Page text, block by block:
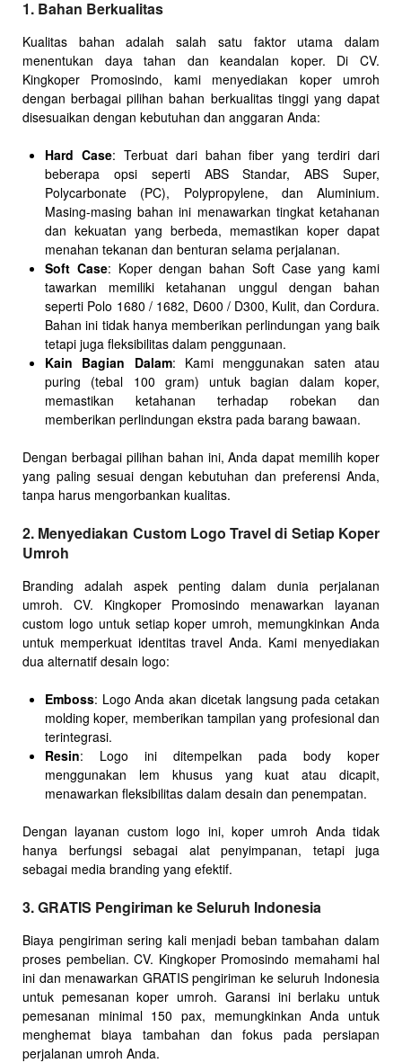
1. Bahan Berkualitas
Kualitas bahan adalah salah satu faktor utama dalam
menentukan daya tahan dan keandalan koper. Di CV.
Kingkoper Promosindo, kami menyediakan koper umroh
dengan berbagai pilihan bahan berkualitas tinggi yang dapat
disesuaikan dengan kebutuhan dan anggaran Anda:
Hard Case: Terbuat dari bahan fiber yang terdiri dari
beberapa opsi seperti ABS Standar, ABS Super,
Polycarbonate (PC), Polypropylene, dan Aluminium.
Masing-masing bahan ini menawarkan tingkat ketahanan
dan kekuatan yang berbeda, memastikan koper dapat
menahan tekanan dan benturan selama perjalanan.
Soft Case: Koper dengan bahan Soft Case yang kami
tawarkan memiliki ketahanan unggul dengan bahan
seperti Polo 1680 / 1682, D600 / D300, Kulit, dan Cordura.
Bahan ini tidak hanya memberikan perlindungan yang baik
tetapi juga fleksibilitas dalam penggunaan.
Kain Bagian Dalam: Kami menggunakan saten atau
puring (tebal 100 gram) untuk bagian dalam koper,
memastikan ketahanan terhadap robekan dan
memberikan perlindungan ekstra pada barang bawaan.
Dengan berbagai pilihan bahan ini, Anda dapat memilih koper
yang paling sesuai dengan kebutuhan dan preferensi Anda,
tanpa harus mengorbankan kualitas.
2. Menyediakan Custom Logo Travel di Setiap Koper
Umroh
Branding adalah aspek penting dalam dunia perjalanan
umroh. CV. Kingkoper Promosindo menawarkan layanan
custom logo untuk setiap koper umroh, memungkinkan Anda
untuk memperkuat identitas travel Anda. Kami menyediakan
dua alternatif desain logo:
Emboss: Logo Anda akan dicetak langsung pada cetakan
molding koper, memberikan tampilan yang profesional dan
terintegrasi.
Resin: Logo ini ditempelkan pada body koper
menggunakan lem khusus yang kuat atau dicapit,
menawarkan fleksibilitas dalam desain dan penempatan.
Dengan layanan custom logo ini, koper umroh Anda tidak
hanya berfungsi sebagai alat penyimpanan, tetapi juga
sebagai media branding yang efektif.
3. GRATIS Pengiriman ke Seluruh Indonesia
Biaya pengiriman sering kali menjadi beban tambahan dalam
proses pembelian. CV. Kingkoper Promosindo memahami hal
ini dan menawarkan GRATIS pengiriman ke seluruh Indonesia
untuk pemesanan koper umroh. Garansi ini berlaku untuk
pemesanan minimal 150 pax, memungkinkan Anda untuk
menghemat biaya tambahan dan fokus pada persiapan
perjalanan umroh Anda.